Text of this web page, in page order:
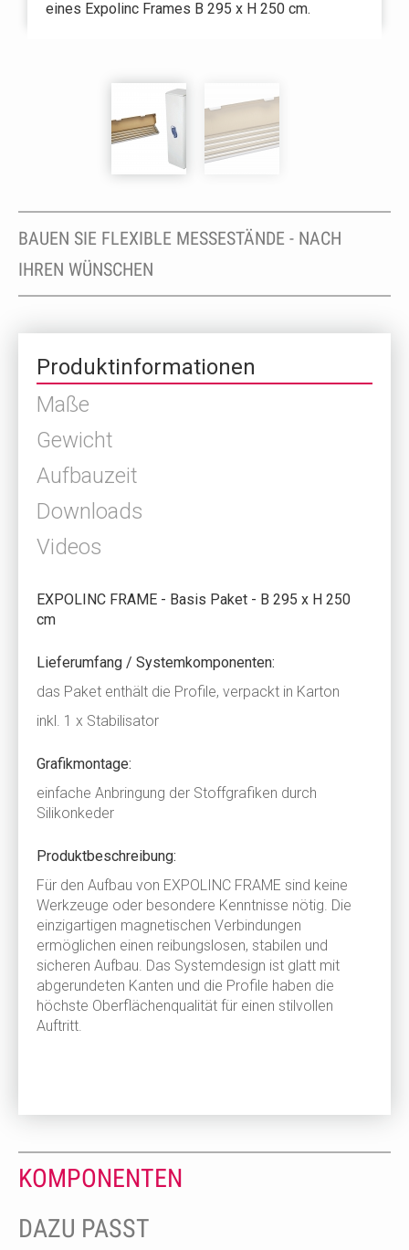
eines Expolinc Frames B 295 x H 250 cm.
BAUEN SIE FLEXIBLE MESSESTÄNDE - NACH
IHREN WÜNSCHEN
Produktinformationen
Maße
Gewicht
Aufbauzeit
Downloads
Videos
EXPOLINC FRAME - Basis Paket - B 295 x H 250
cm
Lieferumfang / Systemkomponenten:
das Paket enthält die Profile, verpackt in Karton
inkl. 1 x Stabilisator
Grafikmontage:
einfache Anbringung der Stoffgrafiken durch
Silikonkeder
Produktbeschreibung:
Für den Aufbau von EXPOLINC FRAME sind keine
Werkzeuge oder besondere Kenntnisse nötig. Die
einzigartigen magnetischen Verbindungen
ermöglichen einen reibungslosen, stabilen und
sicheren Aufbau. Das Systemdesign ist glatt mit
abgerundeten Kanten und die Profile haben die
höchste Oberflächenqualität für einen stilvollen
Auftritt.
KOMPONENTEN
DAZU PASST